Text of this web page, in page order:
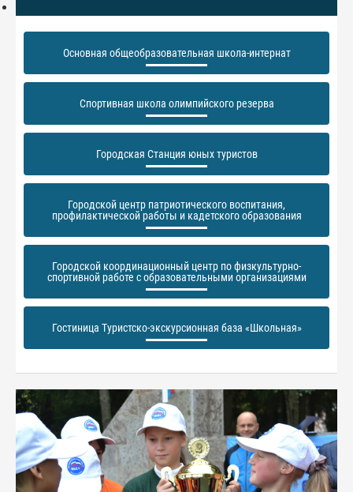
Основная общеобразовательная школа-интернат
Спортивная школа олимпийского резерва
Городская Станция юных туристов
Городской центр патриотического воспитания,
профилактической работы и кадетского образования
Городской координационный центр по физкультурно-
спортивной работе с образовательными организациями
Гостиница Туристско-экскурсионная база «Школьная»